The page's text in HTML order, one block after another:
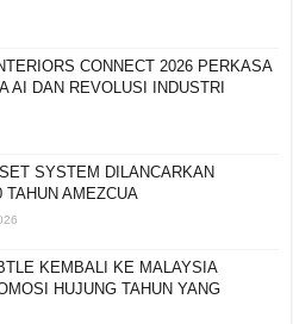
CONNECT 2026 PERKASA
AI DAN REVOLUSI INDUSTRI
SYSTEM DILANCARKAN
TAHUN AMEZCUA
KEMBALI KE MALAYSIA
HUJUNG TAHUN YANG